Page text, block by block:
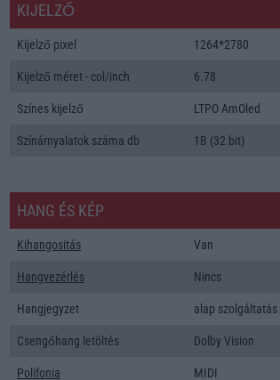
KIJELZŐ
Kijelző pixel 1264*2780
Kijelző méret - col/inch 6.78
Színes kijelző LTPO AmOled
Színárnyalatok száma db 1B (32 bit)
HANG ÉS KÉP
Kihangositás Van
Hangvezérlés Nincs
Hangjegyzet alap szolgáltatás
Csengőhang letöltés Dolby Vision
Polifonia MIDI